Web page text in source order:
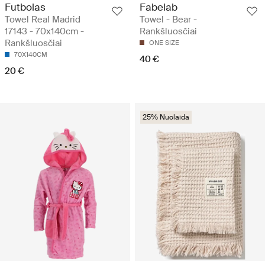
Futbolas
Towel Real Madrid
17143 - 70x140cm -
Rankšluosčiai
70X140CM
20 €
Fabelab
Towel - Bear -
Rankšluosčiai
ONE SIZE
40 €
25% Nuolaida